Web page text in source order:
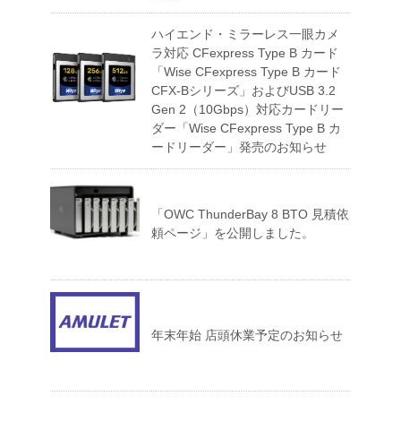
ハイエンド・ミラーレス一眼カメ
ラ対応 CFexpress Type B カード
「Wise CFexpress Type B カード
CFX-Bシリーズ」およびUSB 3.2
Gen 2（10Gbps）対応カードリー
ダー「Wise CFexpress Type B カ
ードリーダー」発売のお知らせ
「OWC ThunderBay 8 BTO 見積依
頼ページ」を公開しました。
年末年始 店頭休業予定のお知らせ